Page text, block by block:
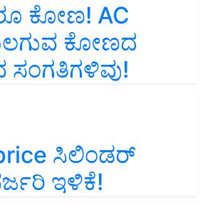
ಕೋಣ! AC
ಕೋಣದ
ಸಂಗತಿಗಳಿವು!
ಸಿಲಿಂಡರ್‌
ಇಳಿಕೆ!